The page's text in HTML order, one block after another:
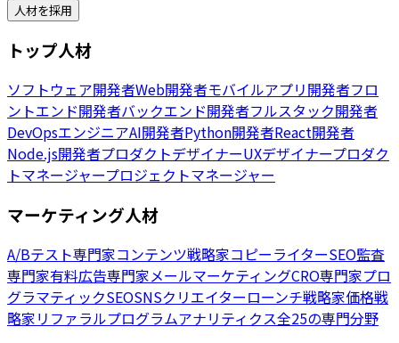
人材を採用
トップ人材
ソフトウェア開発者Web開発者モバイルアプリ開発者フロ
ントエンド開発者バックエンド開発者フルスタック開発者
DevOpsエンジニアAI開発者Python開発者React開発者
Node.js開発者プロダクトデザイナーUXデザイナープロダク
トマネージャープロジェクトマネージャー
マーケティング人材
A/Bテスト専門家コンテンツ戦略家コピーライターSEO監査
専門家有料広告専門家メールマーケティングCRO専門家プロ
グラマティックSEOSNSクリエイターローンチ戦略家価格戦
略家リファラルプログラムアナリティクス全25の専門分野